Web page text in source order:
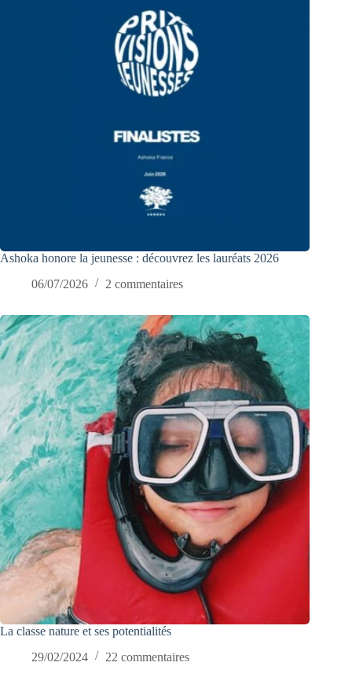
Ashoka honore la jeunesse : découvrez les lauréats 2026
06/07/2026
2 commentaires
La classe nature et ses potentialités
29/02/2024
22 commentaires